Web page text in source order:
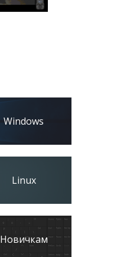
Windows
Linux
Новичкам